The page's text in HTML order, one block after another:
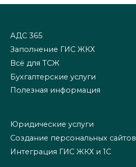
АДС 365
Заполнение ГИС ЖКХ
Всё для ТСЖ
Бухгалтерские услуги
Полезная информация
Юридические услуги
Создание персональных сайтов
Интеграция ГИС ЖКХ и 1С